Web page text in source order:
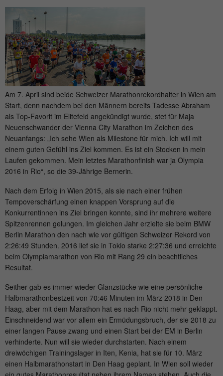
Am 7. April sind beide Schweizer Marathonrekordhalter in Wien am
Start, denn nachdem bei den Männern bereits Tadesse Abraham
als Top-Favorit im Elitefeld angekündigt wurde, stet für Maja
Neuenschwander der Vienna City Marathon im Zeichen des
Neuanfangs: „Ich sehe Wien als Milestone für mich. Ich will mit
einem guten Gefühl ins Ziel kommen. Es ist ein Stocken in mein
Laufen gekommen. Mein letztes Marathonfinish war ja Olympia
2016 in Rio“, so die 39-Jährige Bernerin.
Nach dem Erfolg in Wien 2015, als sie nach einer frühen
Tempoverschärfung einen knappen Vorsprung auf die
Konkurrentinnen ins Ziel bringen konnte, sind ihr mehrere weitere
Spitzenrennen gelungen. Im gleichen Jahr erzielte sie beim BMW
Berlin Marathon den nach wie vor gültigen Schweizer Rekord von
2:26:49 Stunden. 2016 lief sie in Tokio starke 2:27:36 und erreichte
beim Olympiamarathon von Rio mit Rang 29 ein beachtliches
Resultat.
Seither gab es immer wieder Glanzstücke wie eine persönliche
Halbmarathonbestzeit von 70:46 Minuten im März 2018 in Den
Haag, aber mit dem Marathon hat es nach Rio nicht mehr geklappt.
Einschneidend war vor allem ein Ermüdungsbruch, der sie 2018 zu
einer langen Pause zwang und einen Start bei der EM in Berlin
verhinderte. Nun will sie wieder durchstarten. Nach einem
dreiwöchigen Trainingslager in Iten, Kenia, hat sie für 10. März
einen Halbmarathonstart in Den Haag geplant. In Wien soll wieder
Purpose
cookie. It saves the session ID when a
user logs in. In this way, the logged-in
user can be recognized and he is granted
access to protected areas.
Name cookie_optin
Provider mika-timing.de
Running
time
1 Monat
Saves the consent status of the user for
cookies on the current domain.
Name
Provider hk-net.de
Running
time
1 Tag
Purpose
Is used by Matomo to track the visitor's
page views during the session.
Name _pk_id#
Provider hk-net.de
Running
time
1 Jahr
Purpose
Collects statistics about the user's visits to
the website, such as number of visits,
average length of stay on the website and
which pages were read.
Name MATOMO_SESSID
Provider stats.hk-net.de
Running
time
Session
Is used by Matomo to track the visitor's